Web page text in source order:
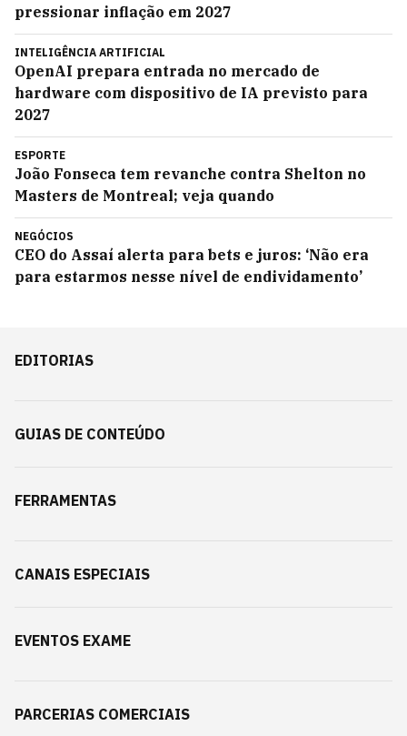
pressionar inflação em 2027
INTELIGÊNCIA ARTIFICIAL
OpenAI prepara entrada no mercado de
hardware com dispositivo de IA previsto para
2027
ESPORTE
João Fonseca tem revanche contra Shelton no
Masters de Montreal; veja quando
NEGÓCIOS
CEO do Assaí alerta para bets e juros: ‘Não era
para estarmos nesse nível de endividamento’
EDITORIAS
GUIAS DE CONTEÚDO
FERRAMENTAS
CANAIS ESPECIAIS
EVENTOS EXAME
PARCERIAS COMERCIAIS